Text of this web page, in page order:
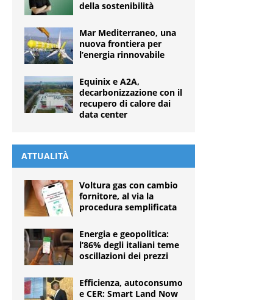
della sostenibilità
Mar Mediterraneo, una
nuova frontiera per
l’energia rinnovabile
Equinix e A2A,
decarbonizzazione con il
recupero di calore dai
data center
ATTUALITÀ
Voltura gas con cambio
fornitore, al via la
procedura semplificata
Energia e geopolitica:
l’86% degli italiani teme
oscillazioni dei prezzi
Efficienza, autoconsumo
e CER: Smart Land Now